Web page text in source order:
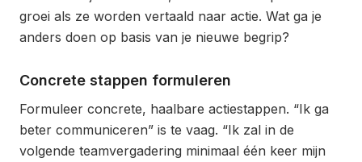
groei als ze worden vertaald naar actie. Wat ga je
anders doen op basis van je nieuwe begrip?
Concrete stappen formuleren
Formuleer concrete, haalbare actiestappen. “Ik ga
beter communiceren” is te vaag. “Ik zal in de
volgende teamvergadering minimaal één keer mijn